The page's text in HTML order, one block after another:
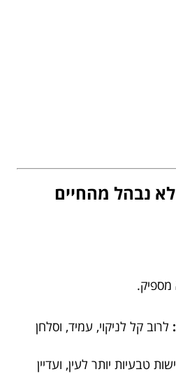
נבהל מהחיים
מספיק.
לרוב קל לניקוי, עמיד, וסלחן
טבעיות יותר לעין, ועדיין